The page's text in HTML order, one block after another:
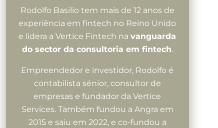
Rodolfo Basilio tem mais de 12 anos de
experiência em fintech no Reino Unido
e lidera a Vertice Fintech navanguarda
do sector da consultoria em fintech.
Empreendedor e investidor, Rodolfo é
contabilista sénior, consultor de
empresas e fundador da Vertice
Services. Também fundou a Angra em
2015 e saiu em 2022, e co-fundou a